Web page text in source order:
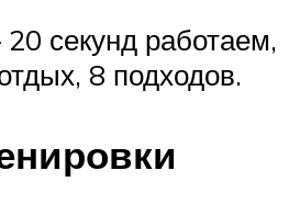
секунд работаем,
8 подходов.